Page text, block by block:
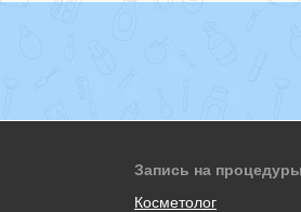
Запись на
Косметолог